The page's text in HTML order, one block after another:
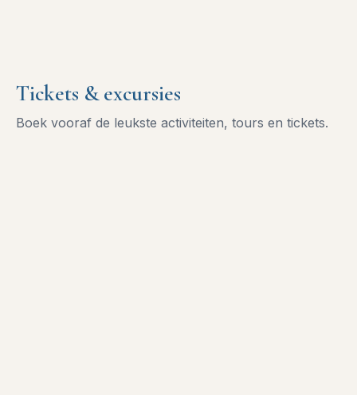
Tickets & excursies
Boek vooraf de leukste activiteiten, tours en tickets.